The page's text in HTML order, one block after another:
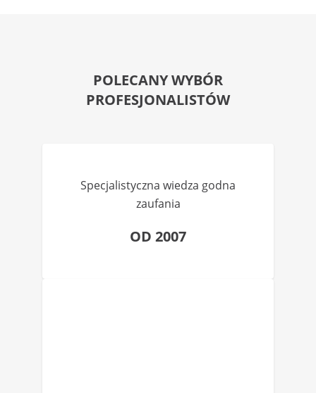
POLECANY WYBÓR
PROFESJONALISTÓW
Specjalistyczna wiedza godna
zaufania
OD 2007